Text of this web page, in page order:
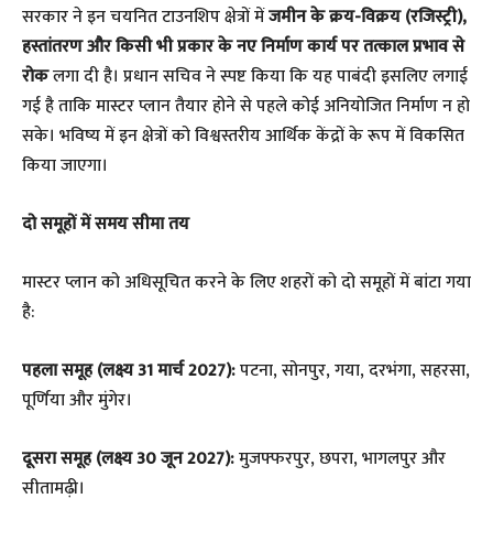
​सरकार ने इन चयनित टाउनशिप क्षेत्रों मेंजमीन के क्रय-विक्रय (रजिस्ट्री),
हस्तांतरण और किसी भी प्रकार के नए निर्माण कार्य पर तत्काल प्रभाव से
रोकलगा दी है। प्रधान सचिव ने स्पष्ट किया कि यह पाबंदी इसलिए लगाई
गई है ताकि मास्टर प्लान तैयार होने से पहले कोई अनियोजित निर्माण न हो
सके। भविष्य में इन क्षेत्रों को विश्वस्तरीय आर्थिक केंद्रों के रूप में विकसित
किया जाएगा।
दो समूहों में समय सीमा तय
​मास्टर प्लान को अधिसूचित करने के लिए शहरों को दो समूहों में बांटा गया
है:
पहला समूह (लक्ष्य 31 मार्च 2027):पटना, सोनपुर, गया, दरभंगा, सहरसा,
पूर्णिया और मुंगेर।
दूसरा समूह (लक्ष्य 30 जून 2027):मुजफ्फरपुर, छपरा, भागलपुर और
सीतामढ़ी।